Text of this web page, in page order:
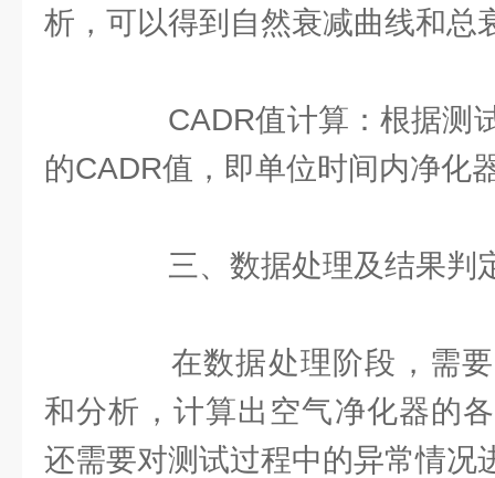
析，可以得到自然衰减曲线和总
CADR值计算：根据测
的CADR值，即单位时间内净化
三、数据处理及结果判
在数据处理阶段，需要
和分析，计算出空气净化器的
还需要对测试过程中的异常情况